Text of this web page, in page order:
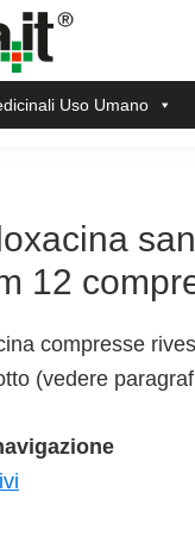
Uso Umano
12
compresse
(vedere